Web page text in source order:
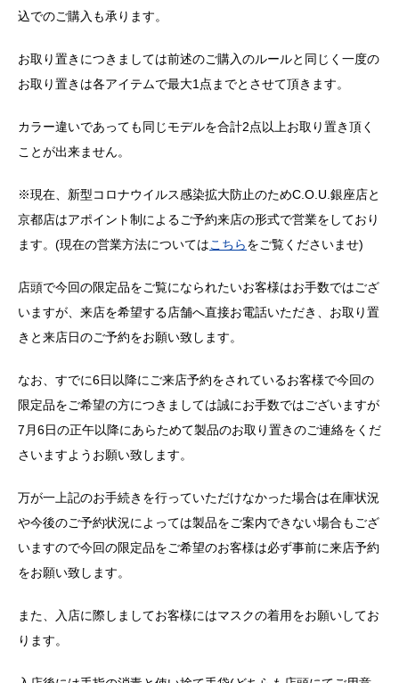
込でのご購入も承ります。
お取り置きにつきましては前述のご購入のルールと同じく一度の
お取り置きは各アイテムで最大1点までとさせて頂きます。
カラー違いであっても同じモデルを合計2点以上お取り置き頂く
ことが出来ません。
※現在、新型コロナウイルス感染拡大防止のためC.O.U.銀座店と
京都店はアポイント制によるご予約来店の形式で営業をしており
ます。(現在の営業方法についてはこちらをご覧くださいませ)
店頭で今回の限定品をご覧になられたいお客様はお手数ではござ
いますが、来店を希望する店舗へ直接お電話いただき、お取り置
きと来店日のご予約をお願い致します。
なお、すでに6日以降にご来店予約をされているお客様で今回の
限定品をご希望の方につきましては誠にお手数ではございますが
7月6日の正午以降にあらためて製品のお取り置きのご連絡をくだ
さいますようお願い致します。
万が一上記のお手続きを行っていただけなかった場合は在庫状況
や今後のご予約状況によっては製品をご案内できない場合もござ
いますので今回の限定品をご希望のお客様は必ず事前に来店予約
をお願い致します。
また、入店に際しましてお客様にはマスクの着用をお願いしてお
ります。